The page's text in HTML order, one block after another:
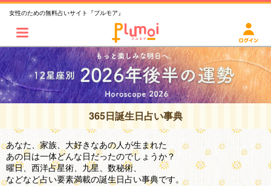
女性のための無料占いサイト『プルモア』
365日誕生日占い事典
あなた、家族、大好きなあの人が生まれた
あの日は一体どんな日だったのでしょうか？
曜日、西洋占星術、九星、数秘術、
などなど占い要素満載の誕生日占い事典です。